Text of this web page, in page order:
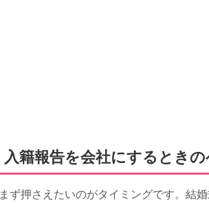
入籍報告を会社にするとき
まず押さえたいのがタイミングです。結